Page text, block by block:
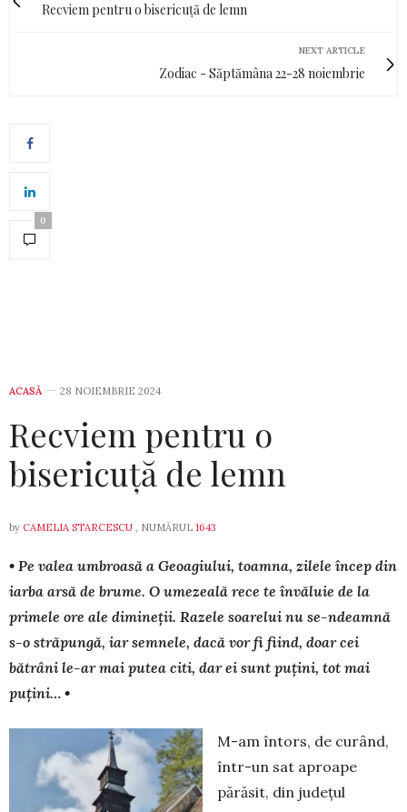
Recviem pentru o bisericuță de lemn
NEXT ARTICLE
Zodiac - Săptămâna 22-28 noiembrie
0
ACASĂ 28 NOIEMBRIE 2024
Recviem pentru o
bisericuță de lemn
by CAMELIA STARCESCU , NUMĂRUL 1643
• Pe valea umbroasă a Geoagiului, toamna, zilele încep din
iarba arsă de brume. O umezeală rece te învăluie de la
primele ore ale dimineții. Razele soarelui nu se-ndeamnă
s-o străpungă, iar semnele, dacă vor fi fiind, doar cei
bătrâni le-ar mai putea citi, dar ei sunt puțini, tot mai
puțini… •
M-am întors, de curând,
într-un sat aproa­pe
părăsit, din județul